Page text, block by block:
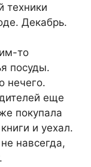
техники
Декабрь.
то
посуды.
нечего.
еще
покупала
и уехал.
навсегда,